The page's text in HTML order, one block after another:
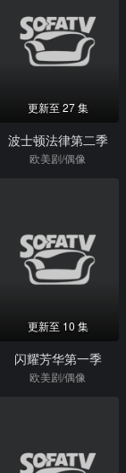
更新至 27 集
波士顿法律第二季
欧美剧/偶像
更新至 10 集
闪耀芳华第一季
欧美剧/偶像